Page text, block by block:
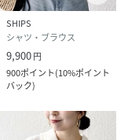
性別タイプ
原産国
素材
サイズ
SHIPS
シャツ・ブラウス
9,900円
900ポイント(10%ポイント
バック)